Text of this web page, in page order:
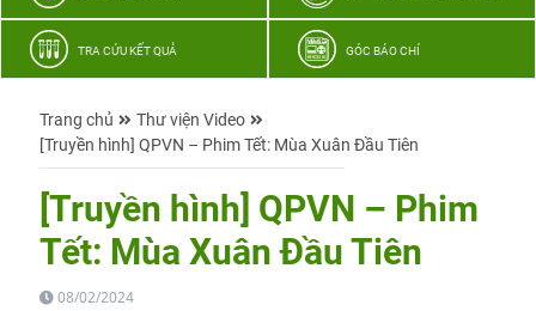
TRA CỨU KẾT QUẢ GÓC BÁO CHÍ
Trang chủ
Thư viện Video
[Truyền hình] QPVN – Phim Tết: Mùa Xuân Đầu Tiên
[Truyền hình] QPVN – Phim
Tết: Mùa Xuân Đầu Tiên
08/02/2024